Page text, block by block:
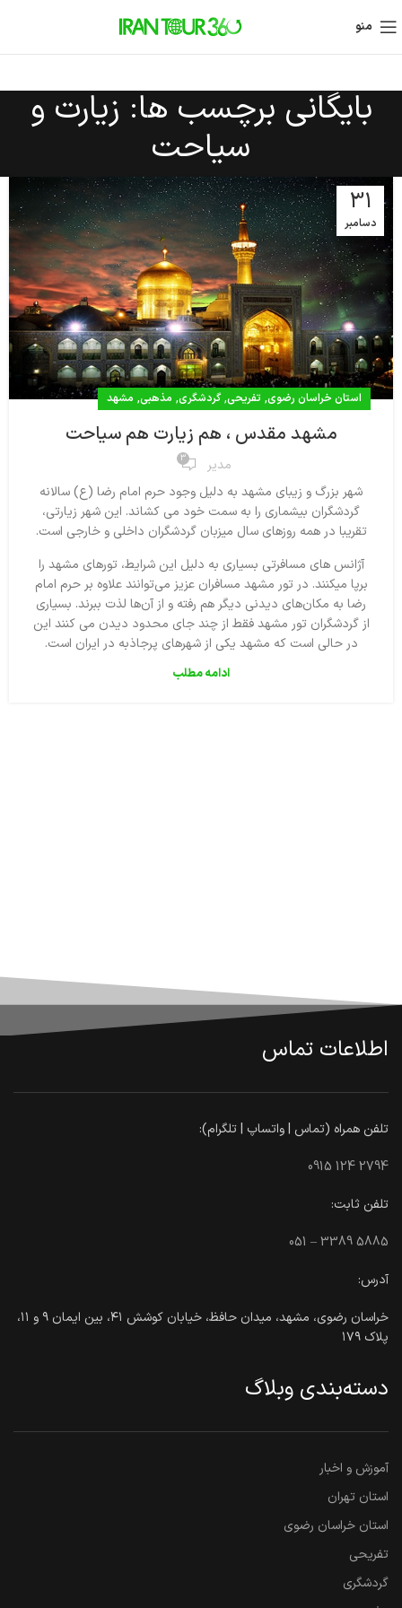
منو
بایگانی برچسب ها: زیارت و
سیاحت
31
دسامبر
استان خراسان رضوی, تفریحی,گردشگری, مذهبی, مشهد
مشهد مقدس ، هم زیارت هم سیاحت
مدیر 3
شهر بزرگ و زیبای مشهد به دلیل وجود حرم امام رضا (ع) سالانه
گردشگران بیشماری را به سمت خود می کشاند. این شهر زیارتی،
تقریبا در همه روزهای سال میزبان گردشگران داخلی و خارجی است.
آژانس های مسافرتی بسیاری به دلیل این شرایط، تورهای مشهد را
برپا میکنند. در تور مشهد مسافران عزیز می‌توانند علاوه بر حرم امام
رضا به مکان‌های دیدنی دیگر هم رفته و از آن‌ها لذت ببرند. بسیاری
از گردشگران تور مشهد فقط از چند جای محدود دیدن می کنند این
در حالی است که مشهد یکی از شهرهای پرجاذبه در ایران است.
ادامه مطلب
اطلاعات تماس
تلفن همراه (تماس | واتساپ | تلگرام):
0915 124 2794
تلفن ثابت:
051 – 3389 5885
آدرس:
خراسان رضوی، مشهد، میدان حافظ، خیابان کوشش ۴۱، بین ایمان ۹ و ۱۱،
پلاک ۱۷۹
دسته‌بندی وبلاگ
آموزش و اخبار
استان تهران
استان خراسان رضوی
تفریحی
گردشگری